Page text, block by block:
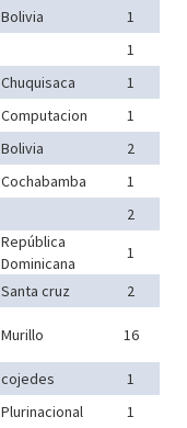
Bolivia
1
1
Chuquisaca
1
Computacion
1
Bolivia
2
Cochabamba
1
2
República
Dominicana
1
Santa cruz
2
Murillo
16
cojedes
1
Plurinacional
1